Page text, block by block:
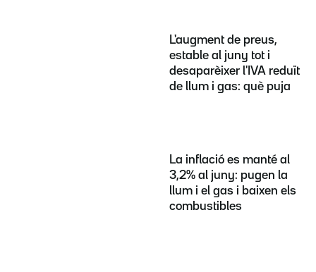
L'augment de preus,
estable al juny tot i
desaparèixer l'IVA reduït
de llum i gas: què puja
La inflació es manté al
3,2% al juny: pugen la
llum i el gas i baixen els
combustibles